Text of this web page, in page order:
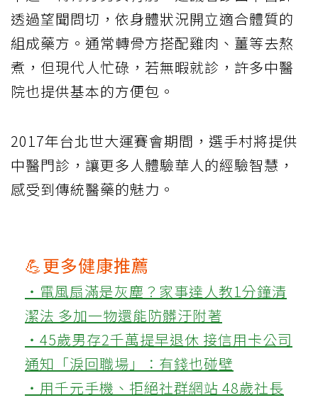
透過望聞問切，依身體狀況開立適合體質的
組成藥方。通常轉骨方搭配雞肉、薑等去熬
煮，但現代人忙碌，若無暇就診，許多中醫
院也提供基本的方便包。
2017年台北世大運賽會期間，選手村將提供
中醫門診，讓更多人體驗華人的經驗智慧，
感受到傳統醫藥的魅力。
💪更多健康推薦
‧電風扇滿是灰塵？家事達人教1分鐘清
潔法 多加一物還能防髒汙附著
‧45歲男存2千萬提早退休 接信用卡公司
通知「淚回職場」：有錢也碰壁
‧用千元手機、拒絕社群網站 48歲社長